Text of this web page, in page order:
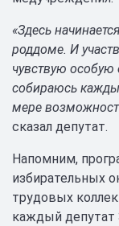
«Здесь
роддоме. И
чувствую особую
собираюсь
мере
сказал депутат.
Напомним,
избирательных
трудовых
каждый депутат